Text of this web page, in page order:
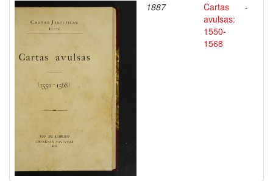
1887
Cartas
avulsas:
1550-
1568
-